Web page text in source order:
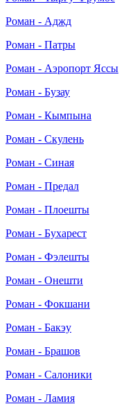
Роман - Аджд
Роман - Патры
Роман - Аэропорт Яссы
Роман - Бузау
Роман - Кымпына
Роман - Скулень
Роман - Синая
Роман - Предал
Роман - Плоешты
Роман - Бухарест
Роман - Фэлешты
Роман - Онешти
Роман - Фокшани
Роман - Бакэу
Роман - Брашов
Роман - Салоники
Роман - Ламия